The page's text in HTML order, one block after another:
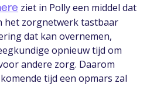
ziet in Polly een middel dat
het zorgnetwerk tastbaar
dat kan overnemen,
opnieuw tijd om
andere zorg. Daarom
tijd een opmars zal